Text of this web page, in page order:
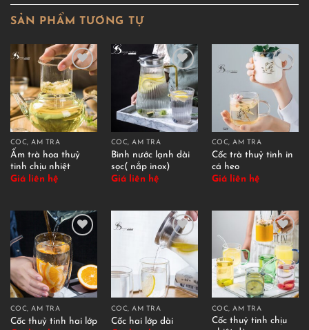
SẢN PHẨM TƯƠNG TỰ
CỐC, ẤM TRÀ
Ấm trà hoa thuỷ
tinh chịu nhiệt
Giá liên hệ
CỐC, ẤM TRÀ
Bình nước lạnh dài
sọc( nắp inox)
Giá liên hệ
CỐC, ẤM TRÀ
Cốc trà thuỷ tinh in
cá heo
Giá liên hệ
CỐC, ẤM TRÀ
Cốc thuỷ tinh hai lớp
CỐC, ẤM TRÀ
Cốc hai lớp dài
CỐC, ẤM TRÀ
Cốc thuỷ tinh chịu